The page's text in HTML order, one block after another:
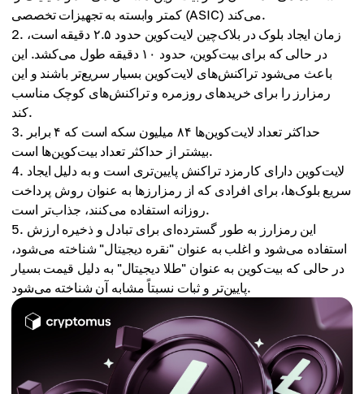
کمتر وابسته به تجهیزات تخصصی (ASIC) می‌کند.
زمان ایجاد بلوک در بلاک‌چین لایت‌کوین حدود ۲.۵ دقیقه است،
در حالی که برای بیت‌کوین، حدود ۱۰ دقیقه طول می‌کشد. این
باعث می‌شود تراکنش‌های لایت‌کوین بسیار سریع‌تر باشند و این
رمزارز را برای خریدهای روزمره و تراکنش‌های کوچک مناسب
کند.
حداکثر تعداد لایت‌کوین‌ها ۸۴ میلیون سکه است که ۴ برابر
بیشتر از حداکثر تعداد بیت‌کوین‌ها است.
لایت‌کوین دارای کارمزد تراکنش پایین‌تری است و به دلیل ایجاد
سریع بلوک‌ها، برای افرادی که از رمزارزها به عنوان روش پرداخت
روزانه استفاده می‌کنند، جذاب‌تر است.
این رمزارز به طور گسترده‌ای برای تبادل و ذخیره ارزش
استفاده می‌شود و اغلب به عنوان "نقره دیجیتال" شناخته می‌شود،
در حالی که بیت‌کوین به عنوان "طلا دیجیتال" به دلیل قیمت بسیار
پایین‌تر و ثبات نسبتاً مشابه آن شناخته می‌شود.